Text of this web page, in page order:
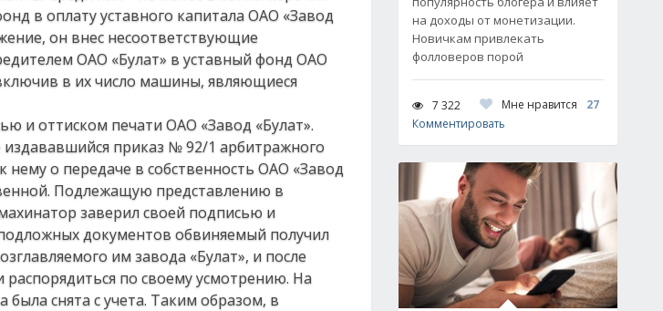
в оплату уставного капитала ОАО «Завод
он внес несоответствующие
ОАО «Булат» в уставный фонд ОАО
в их число машины, являющиеся
и оттиском печати ОАО «Завод «Булат».
приказ № 92/1 арбитражного
о передаче в собственность ОАО «Завод
Подлежащую представлению в
заверил своей подписью и
документов обвиняемый получил
им завода «Булат», и после
по своему усмотрению. На
снята с учета. Таким образом, в
на доходы от монетизации.
Новичкам привлекать
фолловеров порой
7 322 Мне нравится
27
Комментировать